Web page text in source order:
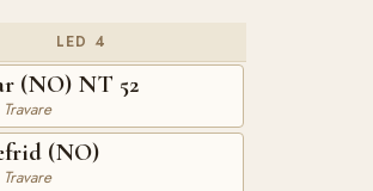
LED 4
(NO) NT 52
(NO)